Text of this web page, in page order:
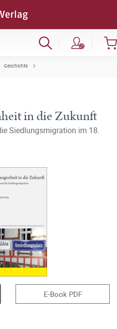
Geschichte
in die Zukunft
Siedlungsmigration im 18.
E-Book PDF